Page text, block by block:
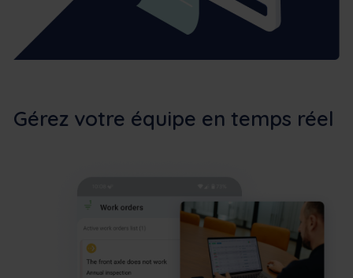
Gérez votre équipe en temps réel